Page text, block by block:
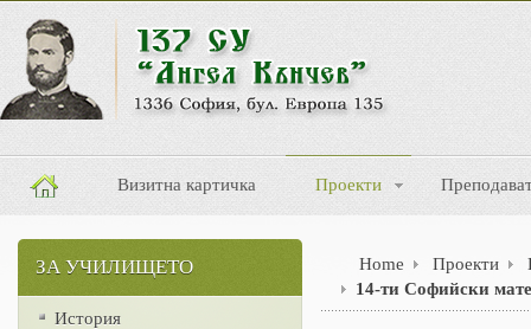
Визитна картичка Проекти
Home Проекти
14-ти Софийски
ЗА УЧИЛИЩЕТО
История